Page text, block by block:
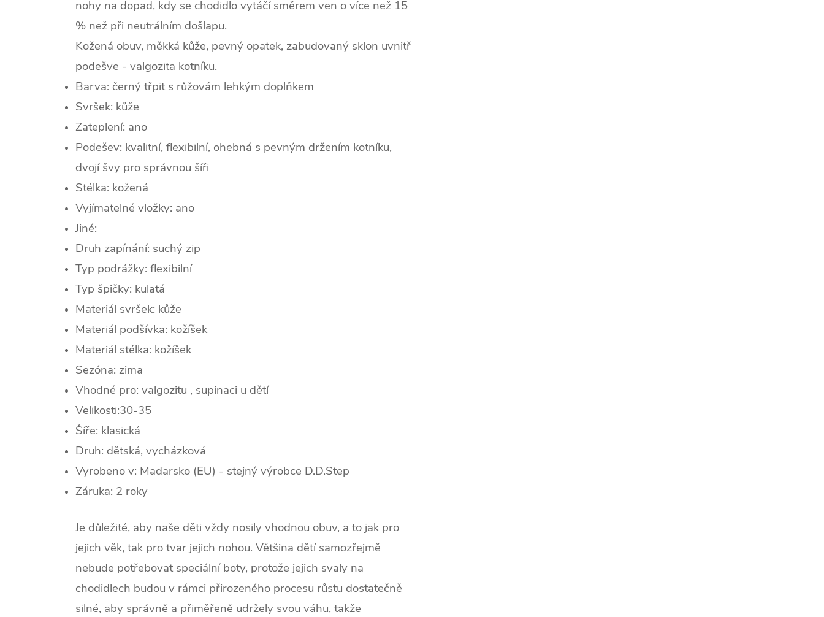
nohy na dopad, kdy se chodidlo vytáčí směrem ven o více než 15
% než při neutrálním došlapu.
Kožená obuv, měkká kůže, pevný opatek, zabudovaný sklon uvnitř
podešve - valgozita kotníku.
Barva: černý třpit s růžovám lehkým doplňkem
Svršek: kůže
Zateplení: ano
Podešev: kvalitní, flexibilní, ohebná s pevným držením kotníku,
dvojí švy pro správnou šíři
Stélka: kožená
Vyjímatelné vložky: ano
Jiné:
Druh zapínání: suchý zip
Typ podrážky: flexibilní
Typ špičky: kulatá
Materiál svršek: kůže
Materiál podšívka: kožíšek
Materiál stélka: kožíšek
Sezóna: zima
Vhodné pro: valgozitu , supinaci u dětí
Velikosti:30-35
Šíře: klasická
Druh: dětská, vycházková
Vyrobeno v: Maďarsko (EU) - stejný výrobce D.D.Step
Záruka: 2 roky
Je důležité, aby naše děti vždy nosily vhodnou obuv, a to jak pro
jejich věk, tak pro tvar jejich nohou. Většina dětí samozřejmě
nebude potřebovat speciální boty, protože jejich svaly na
chodidlech budou v rámci přirozeného procesu růstu dostatečně
silné, aby správně a přiměřeně udržely svou váhu, takže